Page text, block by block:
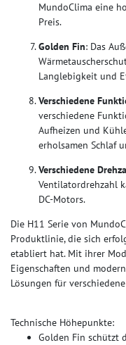
MundoClima eine
Preis.
Golden Fin: Das
Langlebigkeit und
Verschiedene
verschiedene
Aufheizen und
erholsamen Schlaf
Verschiedene
Ventilatordrehzahl
DC-Motors.
Die H11 Serie von
Produktlinie, die sich
etabliert hat. Mit ihrer
Eigenschaften und
Lösungen für
Technische Höhepunkte:
Golden Fin schützt